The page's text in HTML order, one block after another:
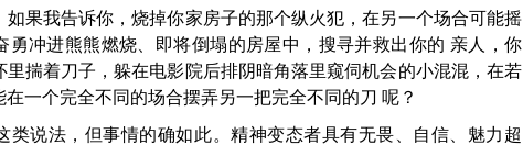
我告诉你，烧掉你家房子的那个纵火犯，在另一个场合可能摇
勇冲进熊熊燃烧、即将倒塌的房屋中，搜寻并救出你的 亲人，你
里揣着刀子，躲在电影院后排阴暗角落里窥伺机会的小混混，在若
一个完全不同的场合摆弄另一把完全不同的刀 呢？
说法，但事情的确如此。精神变态者具有无畏、自信、魅力超